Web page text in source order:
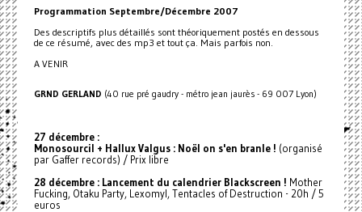
Programmation Septembre/Décembre 2007
Des descriptifs plus détaillés sont théoriquement postés en dessous
de ce résumé, avec des mp3 et tout ça. Mais parfois non.
A VENIR
GRND GERLAND (40 rue pré gaudry - métro jean jaurès - 69 007 Lyon)
27 décembre :
Monosourcil + Hallux Valgus : Noël on s'en branle ! (organisé
par Gaffer records) / Prix libre
28 décembre : Lancement du calendrier Blackscreen ! Mother
Fucking, Otaku Party, Lexomyl, Tentacles of Destruction - 20h / 5
euros